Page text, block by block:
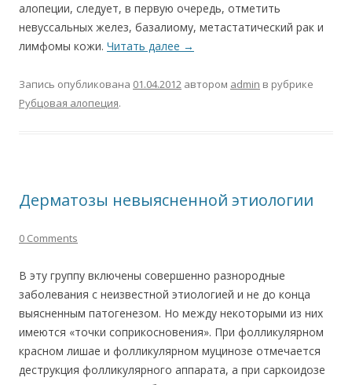
алопеции, следует, в первую очередь, отметить
невуссальных желез, базалиому, метастатический рак и
лимфомы кожи. Читать далее →
Запись опубликована 01.04.2012 автором admin в рубрике
Рубцовая алопеция.
Дерматозы невыясненной этиологии
0 Comments
В эту группу включены совершенно разнородные
заболевания с неизвестной этиологией и не до конца
выясненным патогенезом. Но между некоторыми из них
имеются «точки соприкосновения». При фолликулярном
красном лишае и фолликулярном муцинозе отмечается
деструкция фолликулярного аппарата, а при саркоидозе